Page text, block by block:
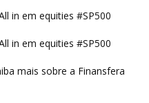
in em equities #SP500
in em equities #SP500
mais sobre a Finansfera